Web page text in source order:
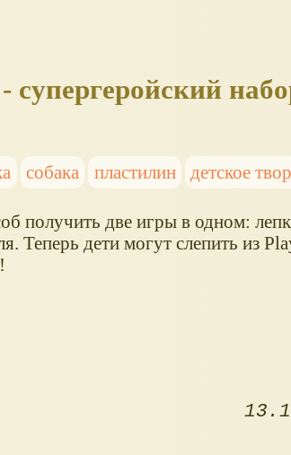
собака пластилин детское
получить две игры в одном:
Теперь дети могут слепить из